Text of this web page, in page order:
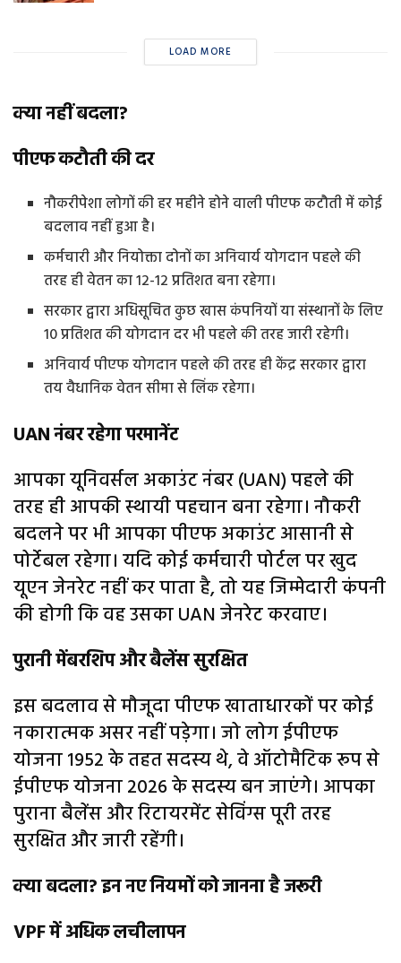
LOAD MORE
क्या नहीं बदला?
पीएफ कटौती की दर
नौकरीपेशा लोगों की हर महीने होने वाली पीएफ कटौती में कोई
बदलाव नहीं हुआ है।
कर्मचारी और नियोक्ता दोनों का अनिवार्य योगदान पहले की
तरह ही वेतन का 12-12 प्रतिशत बना रहेगा।
सरकार द्वारा अधिसूचित कुछ खास कंपनियों या संस्थानों के लिए
10 प्रतिशत की योगदान दर भी पहले की तरह जारी रहेगी।
अनिवार्य पीएफ योगदान पहले की तरह ही केंद्र सरकार द्वारा
तय वैधानिक वेतन सीमा से लिंक रहेगा।
UAN नंबर रहेगा परमानेंट
आपका यूनिवर्सल अकाउंट नंबर (UAN) पहले की
तरह ही आपकी स्थायी पहचान बना रहेगा। नौकरी
बदलने पर भी आपका पीएफ अकाउंट आसानी से
पोर्टेबल रहेगा। यदि कोई कर्मचारी पोर्टल पर खुद
यूएन जेनरेट नहीं कर पाता है, तो यह जिम्मेदारी कंपनी
की होगी कि वह उसका UAN जेनरेट करवाए।
पुरानी मेंबरशिप और बैलेंस सुरक्षित
इस बदलाव से मौजूदा पीएफ खाताधारकों पर कोई
नकारात्मक असर नहीं पड़ेगा। जो लोग ईपीएफ
योजना 1952 के तहत सदस्य थे, वे ऑटोमैटिक रूप से
ईपीएफ योजना 2026 के सदस्य बन जाएंगे। आपका
पुराना बैलेंस और रिटायरमेंट सेविंग्स पूरी तरह
सुरक्षित और जारी रहेंगी।
क्या बदला? इन नए नियमों को जानना है जरूरी
VPF में अधिक लचीलापन